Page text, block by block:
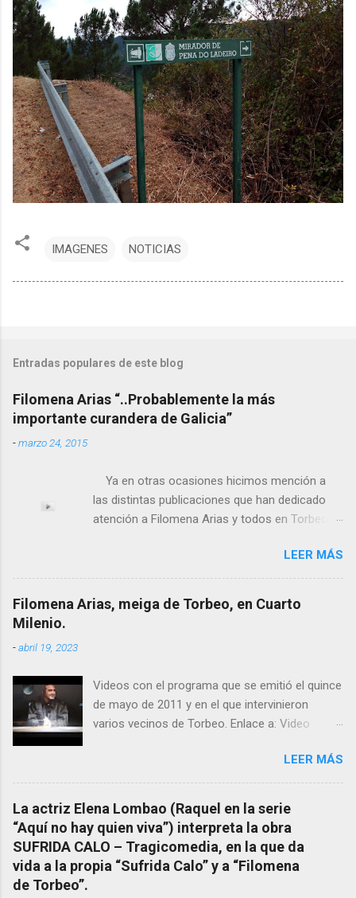
IMAGENES NOTICIAS
Entradas populares de este blog
Filomena Arias “..Probablemente la más
importante curandera de Galicia”
-marzo 24, 2015
Ya en otras ocasiones hicimos mención a
las distintas publicaciones que han dedicado
atención a Filomena Arias y todos en Torbeo
el pasado siglo tuvo esta “curandeira” por sus
“obras y milagros”, pero también como
excelente difusora del nombre de nuestro
pueblo, no en vano es reconocida por muchos
mención a ANTON PATIÑO REGUEIRA (ya
fallecido) cuyo empeño por estudiar y dar a
conocer a esta “sabia” y por ende a Torbeo no
También reproducimos integro el articulo que
en el año 2000 publico Ángel Arnaiz recogiendo
información de primera mano que le
suministraron David (nieto de Filomena) y
algunos vecinos mas del pueblo.
Dejamos para otro momento la ...
LEER MÁS
Filomena Arias, meiga de Torbeo, en Cuarto
Milenio.
-abril 19, 2023
Videos con el programa que se emitió el quince
de mayo de 2011 y en el que intervinieron
varios vecinos de Torbeo. Enlace a: Video
completo emitido en CUARTO MILENIO En
Facebook otra copia con mejor resolución:
Facebook CUARTO MILENIO - Filomena Arias.
LEER MÁS
La actriz Elena Lombao (Raquel en la serie
“Aquí no hay quien viva”) interpreta la obra
SUFRIDA CALO – Tragicomedia, en la que da
vida a la propia “Sufrida Calo” y a “Filomena
de Torbeo”.